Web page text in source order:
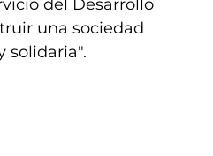
del Desarrollo
una sociedad
solidaria".